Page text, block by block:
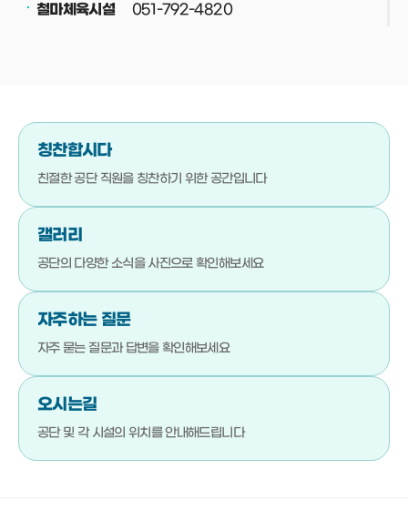
철마체육시설
051-792-4820
버스(택시)승강장
기장군청소년수련관
051-792-4710
기장문화예절학교
051-792-4720
청소년상담복지센터
기장청소년센터
다행복한종합사회복지관
051-792-4990
일광야구체험관 및 실내야구연습장
051-792-4942
기장종합사회복지관
칭찬합시다
친절한 공단 직원을칭찬하기 위한 공간입니다
갤러리
공단의 다양한 소식을사진으로 확인해보세요
자주하는 질문
자주 묻는 질문과 답변을확인해보세요
오시는길
공단 및 각 시설의 위치를안내해드립니다